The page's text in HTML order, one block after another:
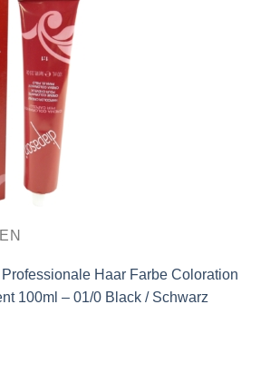
Haar Farbe Coloration
100ml – 01/0 Black / Schwarz